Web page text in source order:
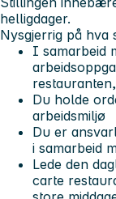
helligdager.
Nysgjerrig på
I samarbeid
Du holde
arbeidsmiljø
Du er
i samarbeid
Lede den
carte